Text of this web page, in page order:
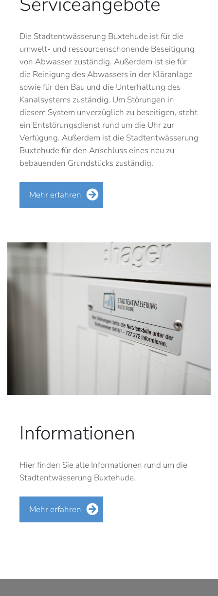
Die Stadtentwässerung Buxtehude ist für die
umwelt- und ressourcenschonende Beseitigung
von Abwasser zuständig. Außerdem ist sie für
die Reinigung des Abwassers in der Kläranlage
sowie für den Bau und die Unterhaltung des
Kanalsystems zuständig. Um Störungen in
diesem System unverzüglich zu beseitigen, steht
ein Entstörungsdienst rund um die Uhr zur
Verfügung. Außerdem ist die Stadtentwässerung
Buxtehude für den Anschluss eines neu zu
bebauenden Grundstücks zuständig.
Mehr erfahren
Informationen
Hier finden Sie alle Informationen rund um die
Stadtentwässerung Buxtehude.
Mehr erfahren